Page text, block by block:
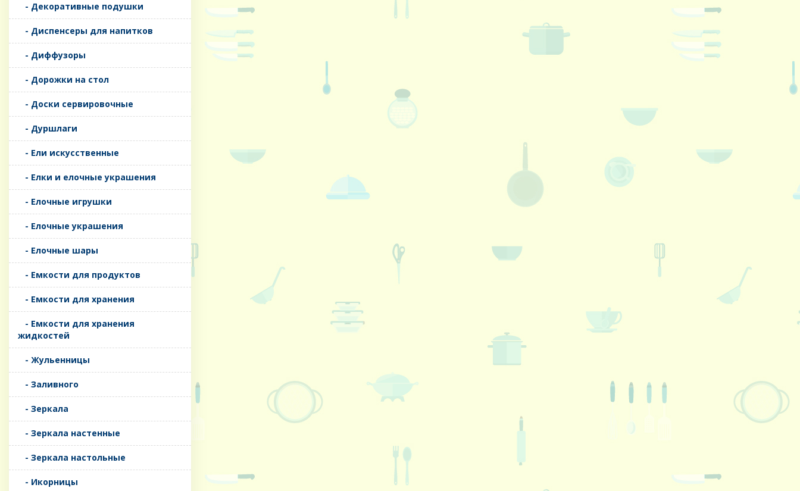
- Декоративные подушки
- Диспенсеры для напитков
- Диффузоры
- Дорожки на стол
- Доски сервировочные
- Дуршлаги
- Ели искусственные
- Елки и елочные украшения
- Елочные игрушки
- Елочные украшения
- Елочные шары
- Емкости для продуктов
- Емкости для хранения
- Емкости для хранения
жидкостей
- Жульенницы
- Заливного
- Зеркала
- Зеркала настенные
- Зеркала настольные
- Икорницы